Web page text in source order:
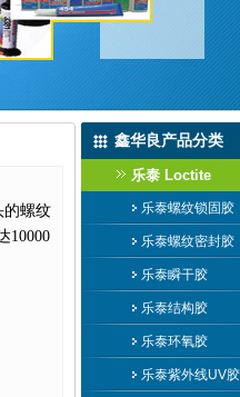
的螺纹
10000
鑫华良产品分类
乐泰 Loctite
乐泰螺纹锁固胶
乐泰螺纹密封胶
乐泰瞬干胶
乐泰结构胶
乐泰环氧胶
乐泰紫外线UV胶